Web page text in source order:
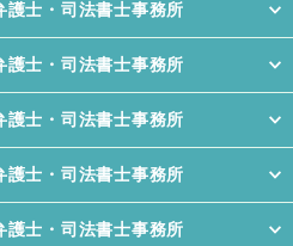
護士・司法書士事務所
護士・司法書士事務所
護士・司法書士事務所
護士・司法書士事務所
護士・司法書士事務所